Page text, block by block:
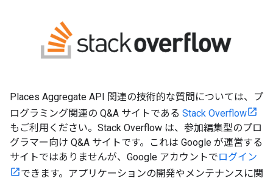
Places Aggregate API 関連の技術的な質問については、プ
ログラミング関連の Q&A サイトである Stack Overflow
もご利用ください。Stack Overflow は、参加編集型のプロ
グラマー向け Q&A サイトです。これは Google が運営する
サイトではありませんが、Google アカウントでログイン
できます。アプリケーションの開発やメンテナンスに関